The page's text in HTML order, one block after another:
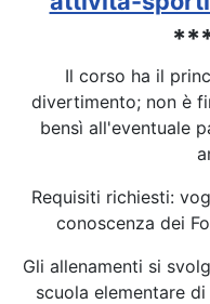
Il corso ha il
divertimento; non è
bensì all'eventuale
Requisiti richiesti:
conoscenza dei
Gli allenamenti si
scuola elementare